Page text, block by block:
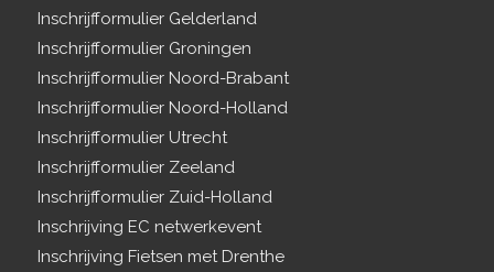
Inschrijfformulier Gelderland
Inschrijfformulier Groningen
Inschrijfformulier Noord-Brabant
Inschrijfformulier Noord-Holland
Inschrijfformulier Utrecht
Inschrijfformulier Zeeland
Inschrijfformulier Zuid-Holland
Inschrijving EC netwerkevent
Inschrijving Fietsen met Drenthe